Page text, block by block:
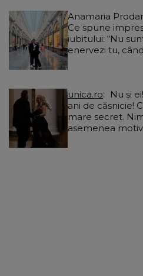
Anamaria
Ce spune
iubitului: “Nu
enervezi tu,
unica.ro
ani de căsnicie!
mare secret.
asemenea